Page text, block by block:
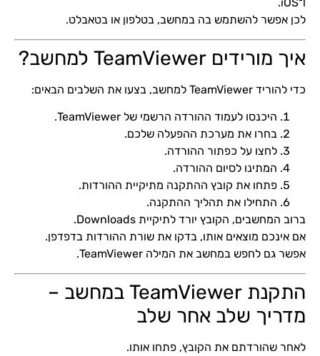
ו־iOS.
לכן אפשר להשתמש בה במחשב, בטלפון או בטאבלט.
איך מורידים TeamViewer למחשב?
כדי להוריד TeamViewer למחשב, בצעו את השלבים הבאים:
היכנסו לעמוד ההורדה הרשמי של TeamViewer.
בחרו את מערכת ההפעלה שלכם.
לחצו על כפתור ההורדה.
המתינו לסיום ההורדה.
פתחו את קובץ ההתקנה מתיקיית ההורדות.
התחילו את תהליך ההתקנה.
ברוב המחשבים, הקובץ יורד לתיקיית Downloads.
אם אינכם מוצאים אותו, בדקו את שורת ההורדות בדפדפן.
אפשר גם לחפש במחשב את המילה TeamViewer.
התקנת TeamViewer במחשב –
מדריך שלב אחר שלב
לאחר שהורדתם את הקובץ, פתחו אותו.